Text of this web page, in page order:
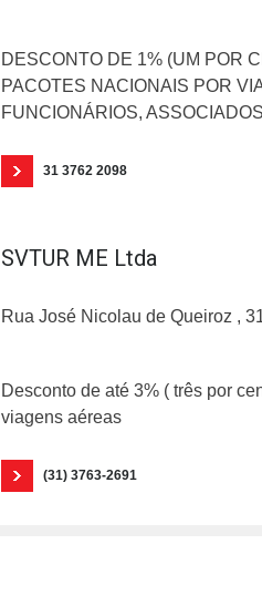
DESCONTO DE 1% (UM POR
PACOTES NACIONAIS POR
FUNCIONÁRIOS,
31 3762 2098
SVTUR ME Ltda
Rua José Nicolau de Queiroz ,
Desconto de até 3% ( três por
viagens aéreas
(31) 3763-2691